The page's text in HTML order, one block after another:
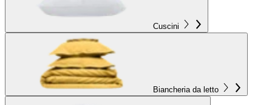
Cuscini
Biancheria da letto